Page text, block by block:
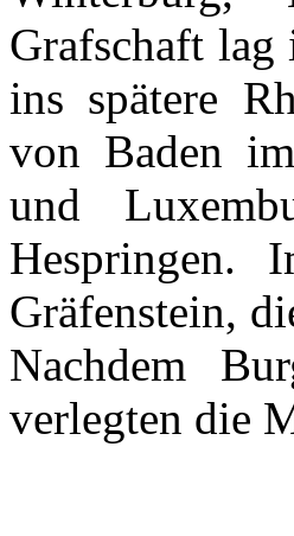
Grafschaft lag
ins spätere
von Baden im
und
Hespringen.
Gräfenstein,
Nachdem
verlegten die